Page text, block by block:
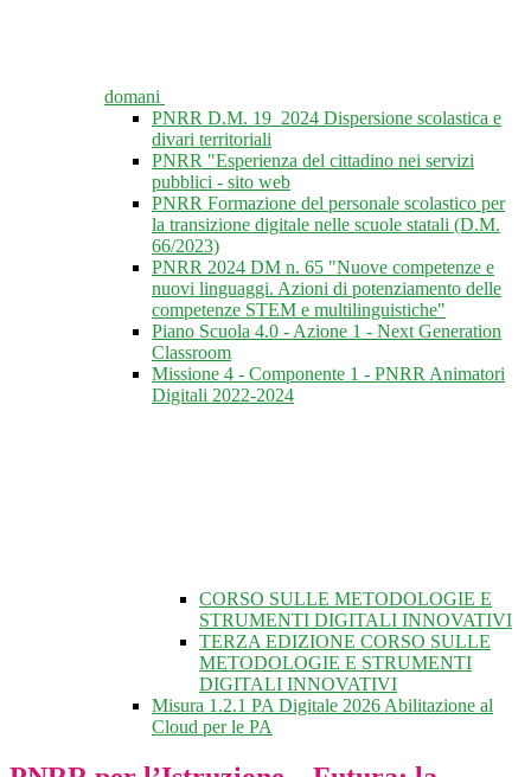
domani
PNRR D.M. 19_2024 Dispersione scolastica e
divari territoriali
PNRR "Esperienza del cittadino nei servizi
pubblici - sito web
PNRR Formazione del personale scolastico per
la transizione digitale nelle scuole statali (D.M.
66/2023)
PNRR 2024 DM n. 65 "Nuove competenze e
nuovi linguaggi. Azioni di potenziamento delle
competenze STEM e multilinguistiche"
Piano Scuola 4.0 - Azione 1 - Next Generation
Classroom
Missione 4 - Componente 1 - PNRR Animatori
Digitali 2022-2024
CORSO SULLE METODOLOGIE E
STRUMENTI DIGITALI INNOVATIVI
TERZA EDIZIONE CORSO SULLE
METODOLOGIE E STRUMENTI
DIGITALI INNOVATIVI
Misura 1.2.1 PA Digitale 2026 Abilitazione al
Cloud per le PA